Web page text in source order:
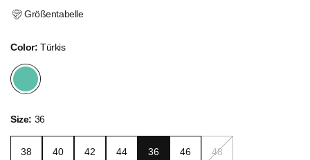
Größentabelle
Color: Türkis
Size: 36
38 40 42 44 36 46 48